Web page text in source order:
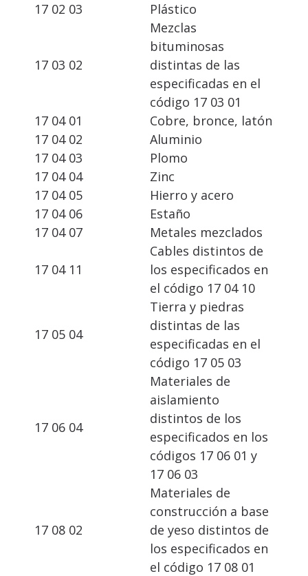
17 02 03 Plástico
17 03 02
Mezclas
bituminosas
distintas de las
especificadas en el
código 17 03 01
17 04 01
Cobre, bronce, latón
17 04 02
Aluminio
17 04 03
Plomo
17 04 04
Zinc
17 04 05
Hierro y acero
17 04 06
Estaño
17 04 07
Metales mezclados
17 04 11
Cables distintos de
los especificados en
el código 17 04 10
17 05 04
Tierra y piedras
distintas de las
especificadas en el
código 17 05 03
17 06 04
Materiales de
aislamiento
distintos de los
especificados en los
códigos 17 06 01 y
17 06 03
17 08 02
Materiales de
construcción a base
de yeso distintos de
los especificados en
el código 17 08 01